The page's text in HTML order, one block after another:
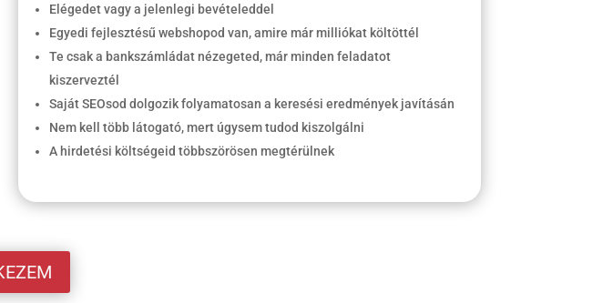
Elégedet vagy a jelenlegi bevételeddel
Egyedi fejlesztésű webshopod van, amire már milliókat költöttél
Te csak a bankszámládat nézegeted, már minden feladatot
kiszerveztél
Saját SEOsod dolgozik folyamatosan a keresési eredmények javításán
Nem kell több látogató, mert úgysem tudod kiszolgálni
A hirdetési költségeid többszörösen megtérülnek